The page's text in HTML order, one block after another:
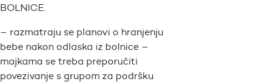
BOLNICE.
– razmatraju se planovi o hranjenju
bebe nakon odlaska iz bolnice –
majkama se treba preporučiti
povezivanje s grupom za podršku